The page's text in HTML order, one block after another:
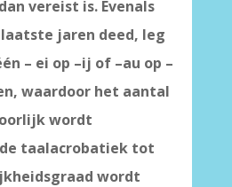
vereist is. Evenals
jaren deed, leg
– ei op –ij of –au op –
waardoor het aantal
wordt
taalacrobatiek tot
wordt